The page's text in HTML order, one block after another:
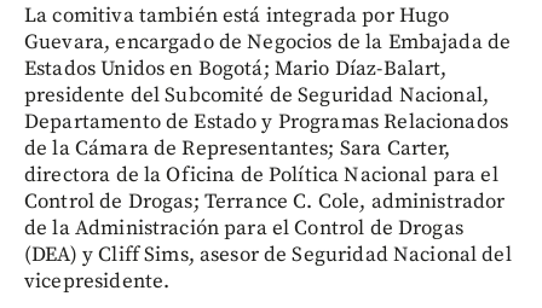
La comitiva también está integrada por Hugo
Guevara, encargado de Negocios de la Embajada de
Estados Unidos en Bogotá; Mario Díaz-Balart,
presidente del Subcomité de Seguridad Nacional,
Departamento de Estado y Programas Relacionados
de la Cámara de Representantes; Sara Carter,
directora de la Oficina de Política Nacional para el
Control de Drogas; Terrance C. Cole, administrador
de la Administración para el Control de Drogas
(DEA) y Cliff Sims, asesor de Seguridad Nacional del
vicepresidente.